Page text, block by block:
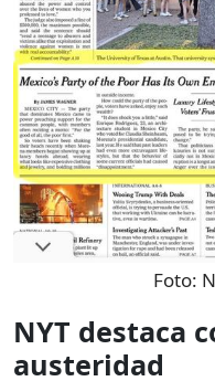
Foto:
NYT destaca
austeridad